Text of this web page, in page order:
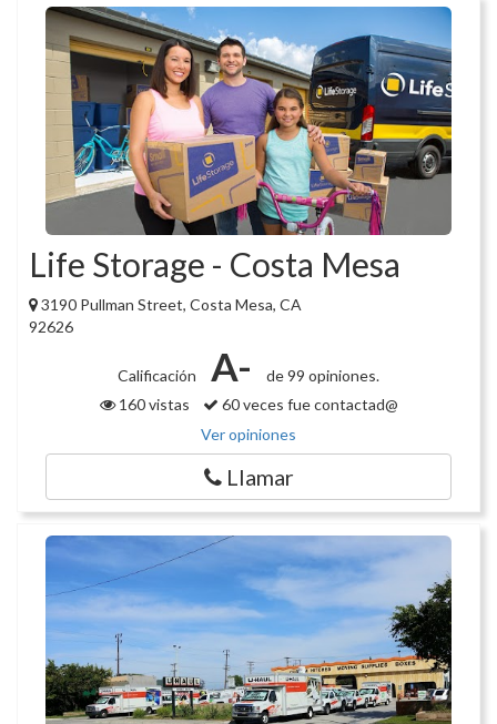
Life Storage - Costa Mesa
3190 Pullman Street, Costa Mesa, CA
92626
Calificación A-
de 99 opiniones.
160 vistas
60 veces fue contactad@
Ver opiniones
Llamar